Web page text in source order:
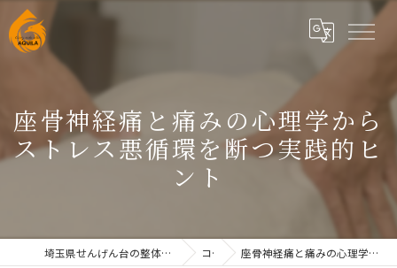
座骨神経痛と痛みの心理学から
ストレス悪循環を断つ実践的ヒ
ント
埼玉県せんげん台の整体なら根本改善整体院AQUILAせんげん台 コラム 座骨神経痛と痛みの心理学からストレス悪循環を断つ実践的ヒント